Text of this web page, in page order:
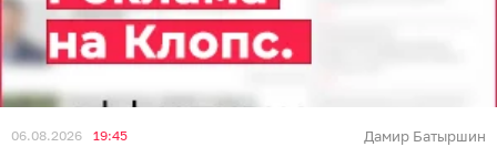
06.08.2026 19:45 Дамир Батыршин